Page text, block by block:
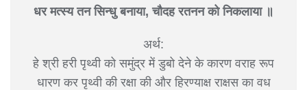
धर मत्स्य तन सिन्धु बनाया, चौदह रतनन को निकलाया ॥
अर्थ:
हे श्री हरी पृथ्वी को समुंद्र में डुबो देने के कारण वराह रूप
धारण कर पृथ्वी की रक्षा की और हिरण्याक्ष राक्षस का वध